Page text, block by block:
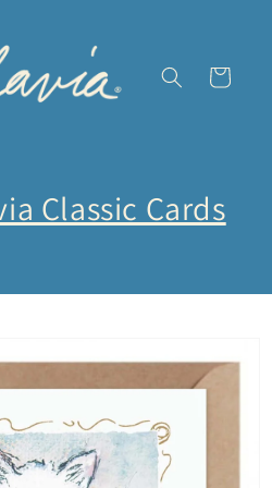
Carrello
Classic Cards